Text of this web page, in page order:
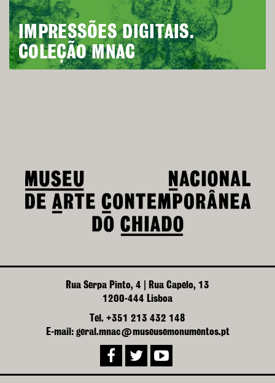
IMPRESSÕES DIGITAIS.
COLEÇÃO MNAC
Rua Serpa Pinto, 4 | Rua Capelo, 13
1200-444 Lisboa
Tel. +351 213 432 148
E-mail: geral.mnac@museusemonumentos.pt